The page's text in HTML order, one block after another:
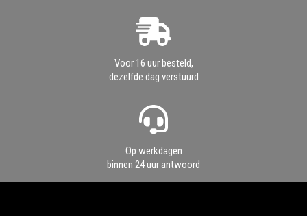
Voor 16 uur besteld,
dezelfde dag verstuurd
Op werkdagen
binnen 24 uur antwoord